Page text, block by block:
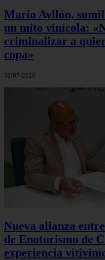
Mario Ayllón,
un mito vinícola:
criminalizar a
copa»
30/07/2026
Nueva alianza
de Enoturismo de
experiencia